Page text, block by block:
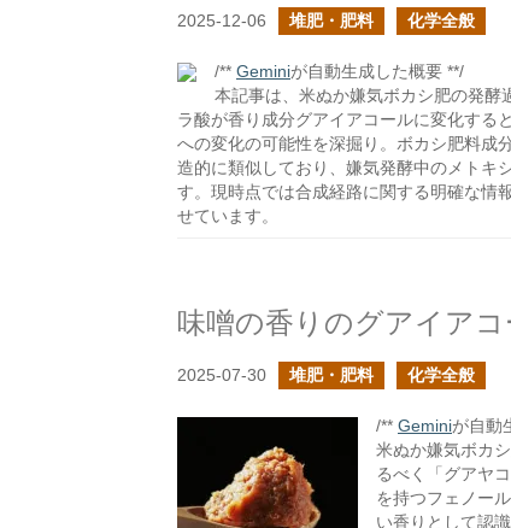
2025-12-06 堆肥・肥料 化学全般
/** Geminiが自動生成した概要 **/
本記事は、米ぬか嫌気ボカシ肥の発
ラ酸が香り成分グアイアコールに変化する
への変化の可能性を深掘り。ボカシ肥料成
造的に類似しており、嫌気発酵中のメトキ
す。現時点では合成経路に関する明確な情
せています。
味噌の香りのグアイアコ
2025-07-30 堆肥・肥料 化学全般
/** Geminiが自動
米ぬか嫌気ボカ
るべく「グアヤ
を持つフェノー
い香りとして認